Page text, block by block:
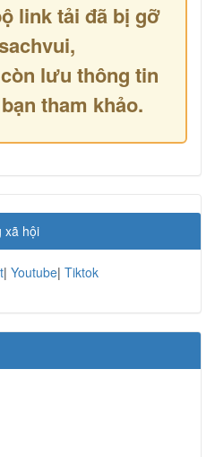
link tải đã bị gỡ
lưu thông tin
tham khảo.
xã hội
| Youtube| Tiktok